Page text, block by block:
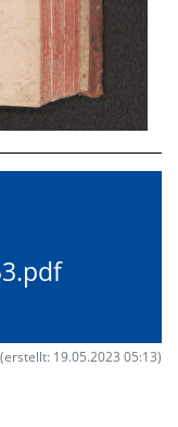
(erstellt: 19.05.2023 05:13)